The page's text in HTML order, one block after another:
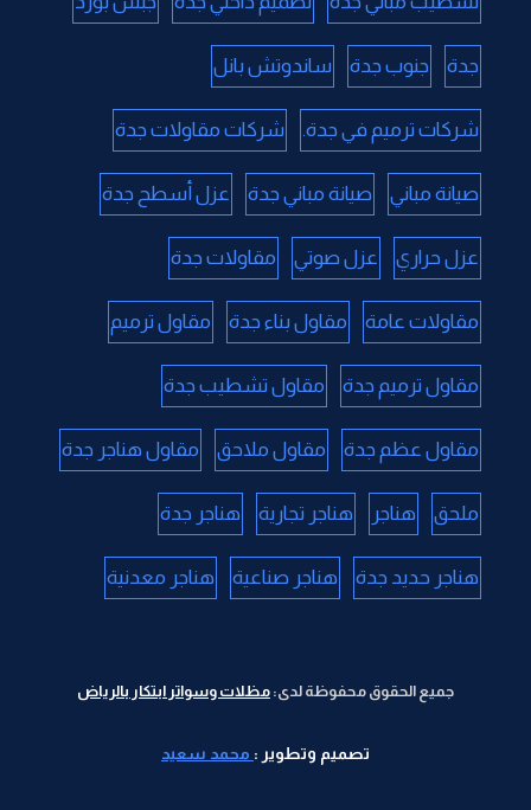
جدة جنوب جدة ساندوتش بانل
شركات ترميم في جدة. شركات مقاولات جدة
صيانة مباني صيانة مباني جدة عزل أسطح جدة
عزل حراري عزل صوتي مقاولات جدة
مقاولات عامة مقاول بناء جدة مقاول ترميم
مقاول ترميم جدة مقاول تشطيب جدة
مقاول عظم جدة مقاول ملاحق مقاول هناجر جدة
ملحق هناجر هناجر تجارية هناجر جدة
هناجر حديد جدة هناجر صناعية هناجر معدنية
جميع الحقوق محفوظة لدى: مظلات وسواتر ابتكار بالرياض
تصميم وتطوير : محمد سعيد